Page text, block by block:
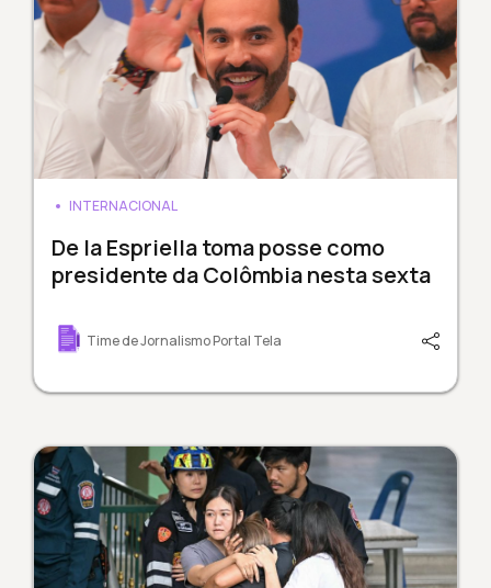
INTERNACIONAL
De la Espriella toma posse como
presidente da Colômbia nesta sexta
Time de Jornalismo Portal Tela